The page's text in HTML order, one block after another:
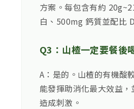
方案。每包含有約
白、500mg 鈣質並配比
Q3：山楂一定要餐後
A：是的。山楂的有機酸
能發揮助消化最大效益
造成刺激。